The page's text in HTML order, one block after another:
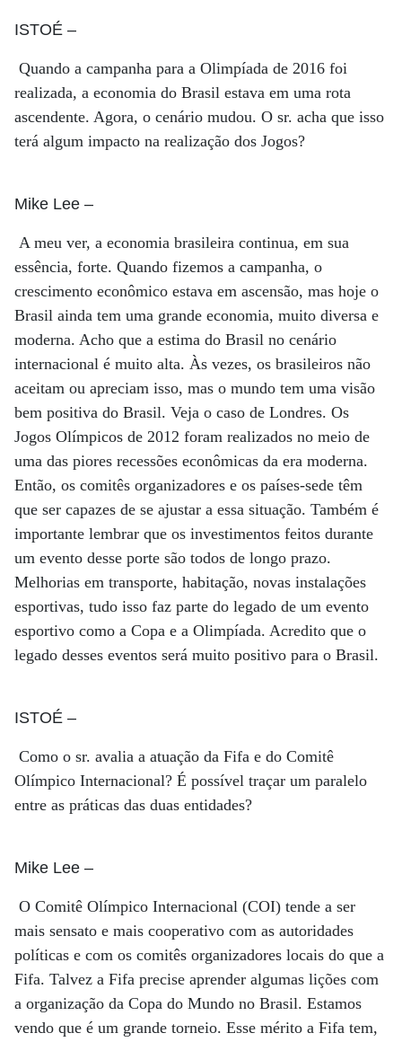
ISTOÉ –
Quando a campanha para a Olimpíada de 2016 foi
realizada, a economia do Brasil estava em uma rota
ascendente. Agora, o cenário mudou. O sr. acha que isso
terá algum impacto na realização dos Jogos?
Mike Lee –
A meu ver, a economia brasileira continua, em sua
essência, forte. Quando fizemos a campanha, o
crescimento econômico estava em ascensão, mas hoje o
Brasil ainda tem uma grande economia, muito diversa e
moderna. Acho que a estima do Brasil no cenário
internacional é muito alta. Às vezes, os brasileiros não
aceitam ou apreciam isso, mas o mundo tem uma visão
bem positiva do Brasil. Veja o caso de Londres. Os
Jogos Olímpicos de 2012 foram realizados no meio de
uma das piores recessões econômicas da era moderna.
Então, os comitês organizadores e os países-sede têm
que ser capazes de se ajustar a essa situação. Também é
importante lembrar que os investimentos feitos durante
um evento desse porte são todos de longo prazo.
Melhorias em transporte, habitação, novas instalações
esportivas, tudo isso faz parte do legado de um evento
esportivo como a Copa e a Olimpíada. Acredito que o
legado desses eventos será muito positivo para o Brasil.
ISTOÉ –
Como o sr. avalia a atuação da Fifa e do Comitê
Olímpico Internacional? É possível traçar um paralelo
entre as práticas das duas entidades?
Mike Lee –
O Comitê Olímpico Internacional (COI) tende a ser
mais sensato e mais cooperativo com as autoridades
políticas e com os comitês organizadores locais do que a
Fifa. Talvez a Fifa precise aprender algumas lições com
a organização da Copa do Mundo no Brasil. Estamos
vendo que é um grande torneio. Esse mérito a Fifa tem,